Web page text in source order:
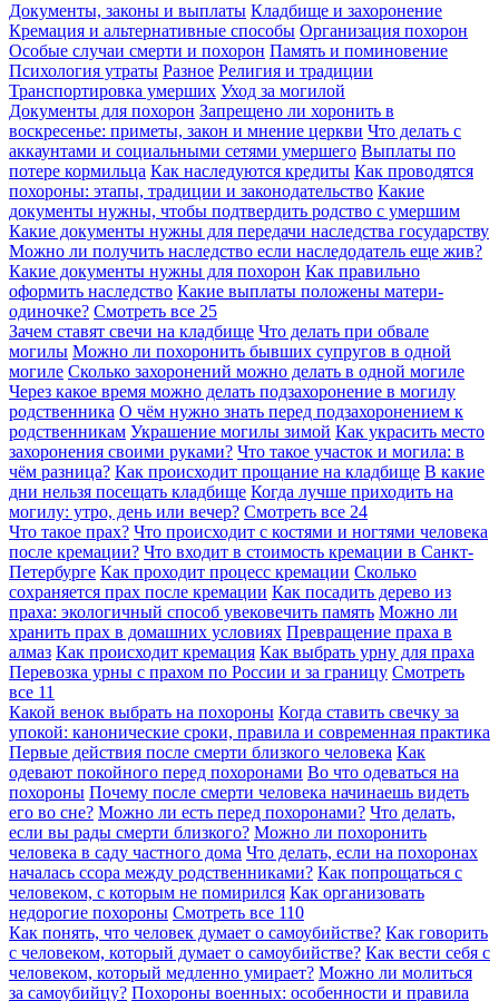
Документы, законы и выплаты Кладбище и захоронение
Кремация и альтернативные способы Организация похорон
Особые случаи смерти и похорон Память и поминовение
Психология утраты Разное Религия и традиции
Транспортировка умерших Уход за могилой
Документы для похорон Запрещено ли хоронить в
воскресенье: приметы, закон и мнение церкви Что делать с
аккаунтами и социальными сетями умершего Выплаты по
потере кормильца Как наследуются кредиты Как проводятся
похороны: этапы, традиции и законодательство Какие
документы нужны, чтобы подтвердить родство с умершим
Какие документы нужны для передачи наследства государству
Можно ли получить наследство если наследодатель еще жив?
Какие документы нужны для похорон Как правильно
оформить наследство Какие выплаты положены матери-
одиночке? Смотреть все 25
Зачем ставят свечи на кладбище Что делать при обвале
могилы Можно ли похоронить бывших супругов в одной
могиле Сколько захоронений можно делать в одной могиле
Через какое время можно делать подзахоронение в могилу
родственника О чём нужно знать перед подзахоронением к
родственникам Украшение могилы зимой Как украсить место
захоронения своими руками? Что такое участок и могила: в
чём разница? Как происходит прощание на кладбище В какие
дни нельзя посещать кладбище Когда лучше приходить на
могилу: утро, день или вечер? Смотреть все 24
Что такое прах? Что происходит с костями и ногтями человека
после кремации? Что входит в стоимость кремации в Санкт-
Петербурге Как проходит процесс кремации Сколько
сохраняется прах после кремации Как посадить дерево из
праха: экологичный способ увековечить память Можно ли
хранить прах в домашних условиях Превращение праха в
алмаз Как происходит кремация Как выбрать урну для праха
Перевозка урны с прахом по России и за границу Смотреть
все 11
Какой венок выбрать на похороны Когда ставить свечку за
упокой: канонические сроки, правила и современная практика
Первые действия после смерти близкого человека Как
одевают покойного перед похоронами Во что одеваться на
похороны Почему после смерти человека начинаешь видеть
его во сне? Можно ли есть перед похоронами? Что делать,
если вы рады смерти близкого? Можно ли похоронить
человека в саду частного дома Что делать, если на похоронах
началась ссора между родственниками? Как попрощаться с
человеком, с которым не помирился Как организовать
недорогие похороны Смотреть все 110
Как понять, что человек думает о самоубийстве? Как говорить
с человеком, который думает о самоубийстве? Как вести себя с
человеком, который медленно умирает? Можно ли молиться
за самоубийцу? Похороны военных: особенности и правила